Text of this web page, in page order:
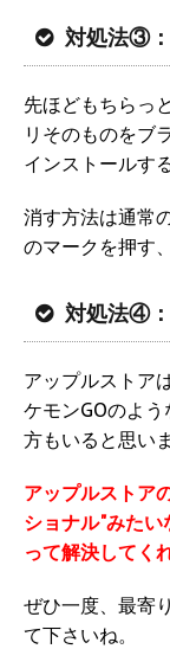
対処法③：
先ほどもちらっ
リそのものをブ
インストールす
消す方法は通常
のマークを押す
対処法④：
アップルストア
ケモンGOのよ
方もいると思い
アップルストア
ショナル"みた
って解決してく
ぜひ一度、最寄
て下さいね。